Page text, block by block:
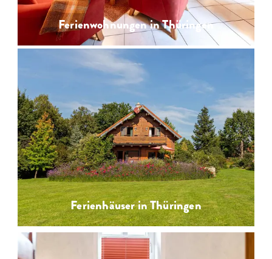
Ferienwohnungen in Thüringen
Ferienhäuser in Thüringen